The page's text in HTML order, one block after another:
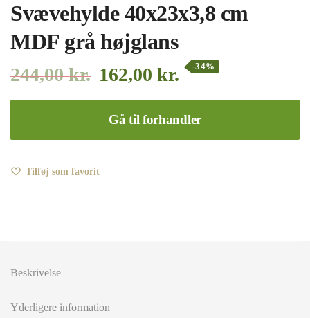
Svævehylde 40x23x3,8 cm
MDF grå højglans
244,00kr. 162,00 kr. -34%
Gå til forhandler
Tilføj som favorit
Beskrivelse
Yderligere information